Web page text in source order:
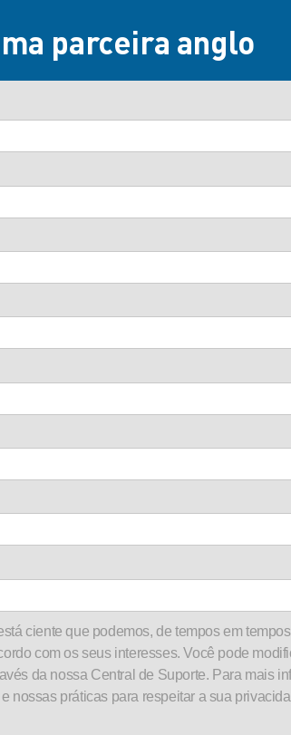
parceira anglo
ciente que podemos, de tempos em
com os seus interesses. Você pode
da nossa Central de Suporte. Para mais
nossas práticas para respeitar a sua